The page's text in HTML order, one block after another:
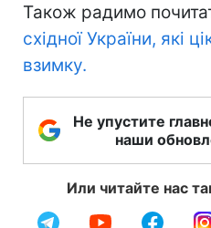
Також радимо
східної України, які
взимку.
Не упустите
наши
Или читайте нас